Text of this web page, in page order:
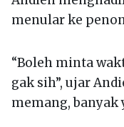
menular ke
“Boleh minta
gak sih”, ujar
memang,